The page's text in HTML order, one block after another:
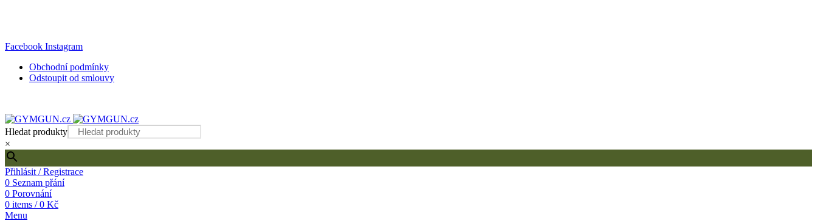
Facebook Instagram
Obchodní podmínky
Odstoupit od smlouvy
Hledat produkty
×
Přihlásit / Registrace
0 Seznam přání
0 Porovnání
0 items / 0 Kč
Menu